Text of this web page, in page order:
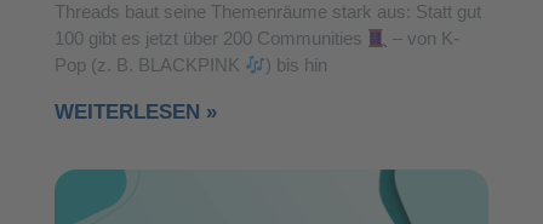
Threads baut seine Themenräume stark aus: Statt gut
100 gibt es jetzt über 200 Communities
– von K-
Pop (z. B. BLACKPINK
) bis hin
WEITERLESEN »